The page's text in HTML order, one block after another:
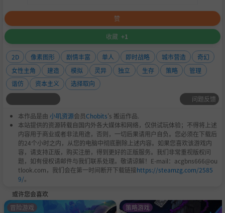
赞
收藏 +1
2D 像素图形 剧情丰富 单人 即时战略 城市营造
奇幻
女性主角
建造 模拟 灵异 独立 生存 策略
管理
谐仿
资本主义
选择取向
问题反馈
本作品是由 小叽资源会员Chobits's 搬运作品.
本站提供的资源转载自国内外各大媒体和网络，仅供试玩体验；不得将上述
内容用于商业或者非法用途，否则，一切后果请用户自负。您必须在下载后
的24个小时之内，从您的电脑中彻底删除上述内容。如果您喜欢该游戏内
容，请支持正版，购买注册，得到更好的正版服务。我们非常重视版权问
题，如有侵权请邮件与我们联系处理。敬请谅解！E-mail：acgbns666@ou
tlook.com，我们会在第一时间断开下载链接https://steamzg.com/2585
9/。
或许您会喜欢
冒险游戏 策略游戏